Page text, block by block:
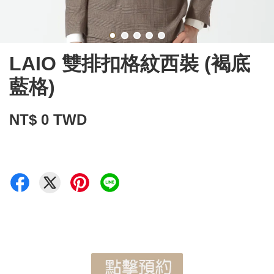
LAIO 雙排扣格紋西裝 (褐底
藍格)
NT$ 0 TWD